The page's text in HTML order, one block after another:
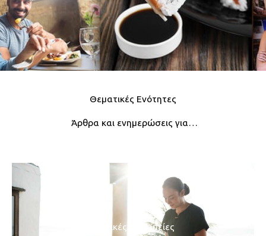
Θεματικές Ενότητες
Άρθρα και ενημερώσεις για…
Φυσικές Θεραπείες